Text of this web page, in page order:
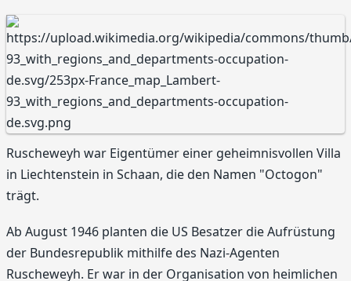
Ruscheweyh war Eigentümer einer geheimnisvollen Villa
in Liechtenstein in Schaan, die den Namen "Octogon"
trägt.
Ab August 1946 planten die US Besatzer die Aufrüstung
der Bundesrepublik mithilfe des Nazi-Agenten
Ruscheweyh. Er war in der Organisation von heimlichen